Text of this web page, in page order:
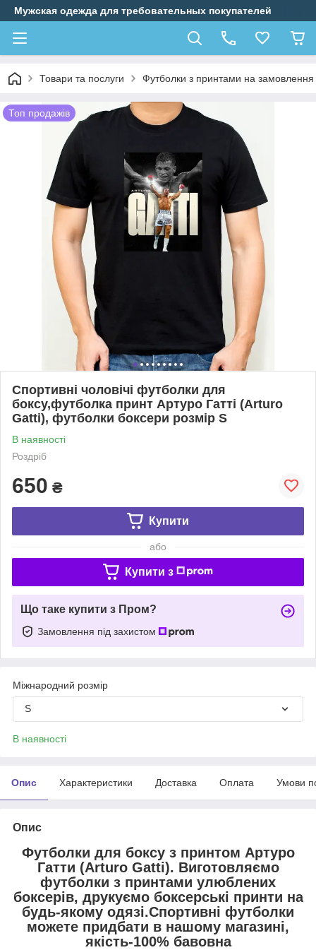
Мужская одежда для требовательных покупателей
Товари та послуги Футболки з принтами на замовлення
Топ продажів
Спортивні чоловічі футболки для
боксу,футболка принт Артуро Гатті (Arturo
Gatti), футболки боксери розмір S
В наявності
Роздріб
650 ₴
Купити
або
Купити з
Що таке купити з Пром?
Замовлення під захистом
Міжнародний розмір
S
В наявності
Опис Характеристики Доставка Оплата Умови
Опис
Футболки для боксу з принтом Артуро
Гатти (Arturo Gatti). Виготовляємо
футболки з принтами улюблених
боксерів, друкуємо боксерські принти на
будь-якому одязі.Спортивні футболки
можете придбати в нашому магазині,
якість-100% бавовна